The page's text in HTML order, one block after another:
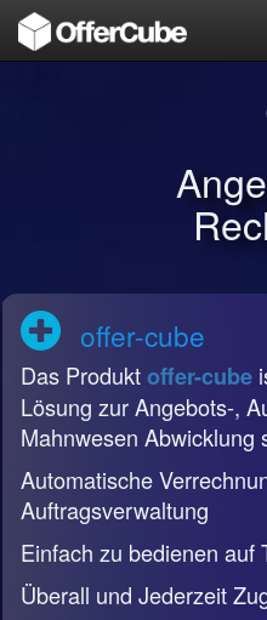
offer-cube
Das Produktoffer-cube
Lösung zur Angebots-,
Mahnwesen Abwicklung
Automatische
Auftragsverwaltung
Einfach zu bedienen auf
Überall und Jederzeit